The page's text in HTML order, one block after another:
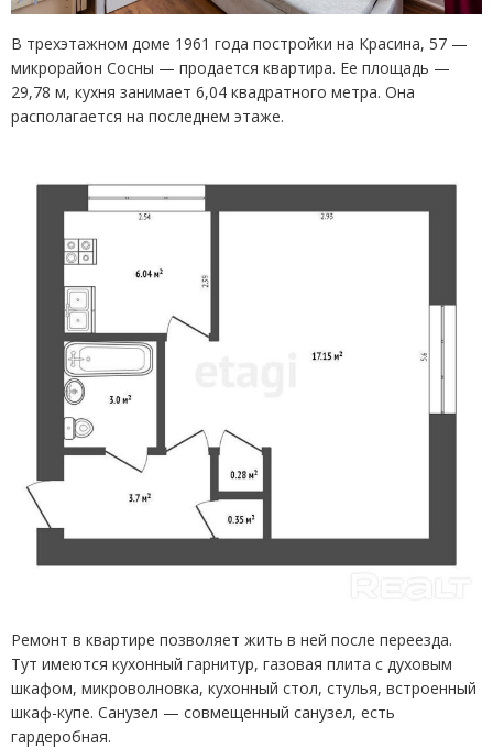
В трехэтажном доме 1961 года постройки на Красина, 57 —
микрорайон Сосны — продается квартира. Ее площадь —
29,78 м, кухня занимает 6,04 квадратного метра. Она
располагается на последнем этаже.
Ремонт в квартире позволяет жить в ней после переезда.
Тут имеются кухонный гарнитур, газовая плита с духовым
шкафом, микроволновка, кухонный стол, стулья, встроенный
шкаф-купе. Санузел — совмещенный санузел, есть
гардеробная.